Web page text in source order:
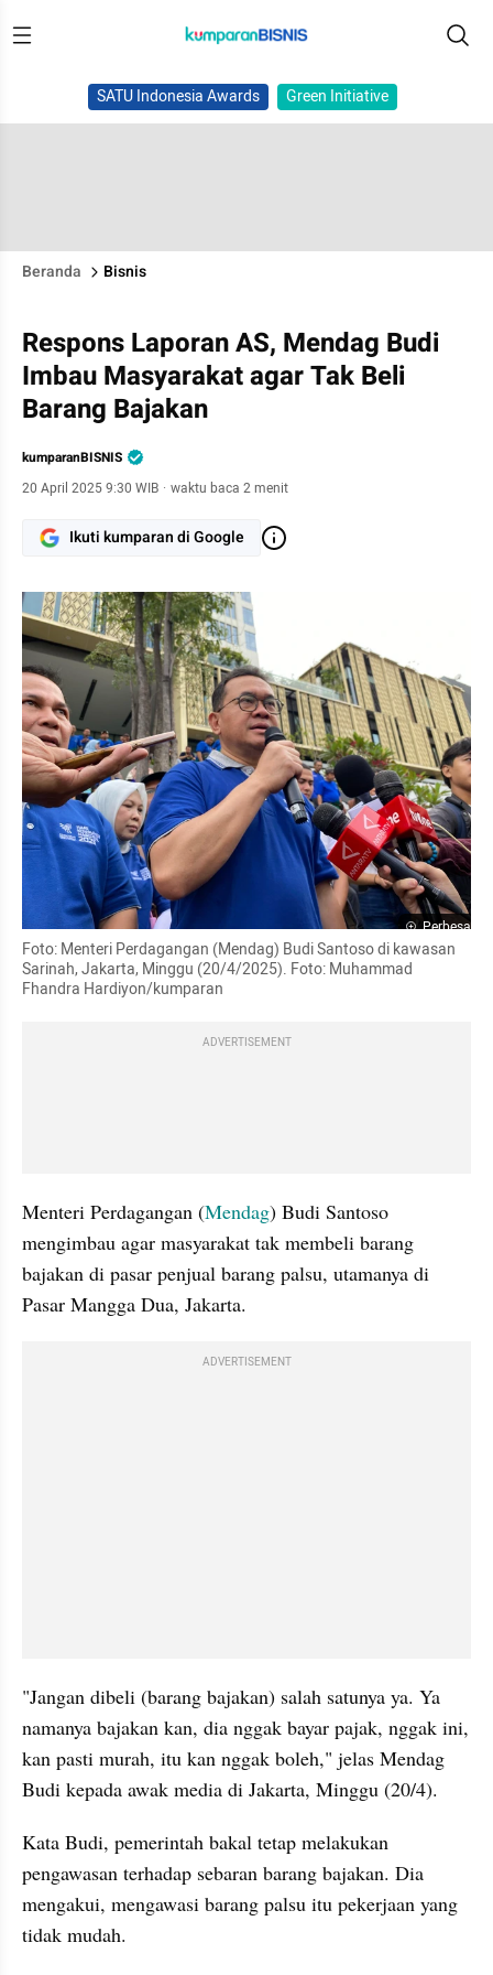
SATU Indonesia Awards Green Initiative
Beranda Bisnis
Respons Laporan AS, Mendag Budi
Imbau Masyarakat agar Tak Beli
Barang Bajakan
kumparanBISNIS
20 April 2025 9:30 WIB · waktu baca 2 menit
Ikuti kumparan di Google
Perbesar
Foto: Menteri Perdagangan (Mendag) Budi Santoso di kawasan
Sarinah, Jakarta, Minggu (20/4/2025). Foto: Muhammad
Fhandra Hardiyon/kumparan
ADVERTISEMENT
Menteri Perdagangan (Mendag) Budi Santoso
mengimbau agar masyarakat tak membeli barang
bajakan di pasar penjual barang palsu, utamanya di
Pasar Mangga Dua, Jakarta.
ADVERTISEMENT
"Jangan dibeli (barang bajakan) salah satunya ya. Ya
namanya bajakan kan, dia nggak bayar pajak, nggak ini,
kan pasti murah, itu kan nggak boleh," jelas Mendag
Budi kepada awak media di Jakarta, Minggu (20/4).
Kata Budi, pemerintah bakal tetap melakukan
pengawasan terhadap sebaran barang bajakan. Dia
mengakui, mengawasi barang palsu itu pekerjaan yang
tidak mudah.